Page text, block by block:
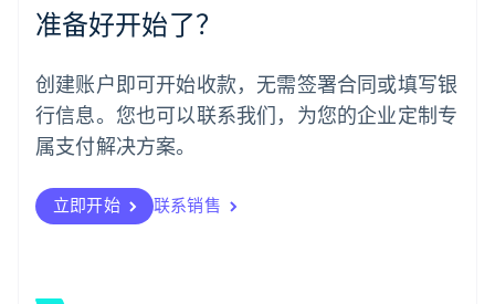
准备好开始了？
创建账户即可开始收款，无需签署合同或填写银
行信息。您也可以联系我们，为您的企业定制专
属支付解决方案。
立即开始 联系销售
挪威
葡萄牙
Português English
日本
日本語English
瑞典
瑞士
DeutschFrançais